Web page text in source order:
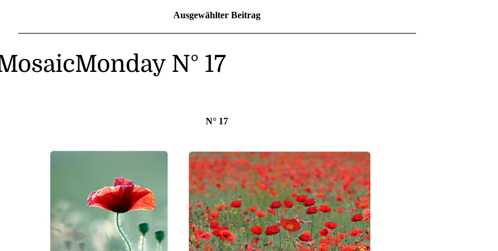
Ausgewählter Beitrag
N° 17
N° 17